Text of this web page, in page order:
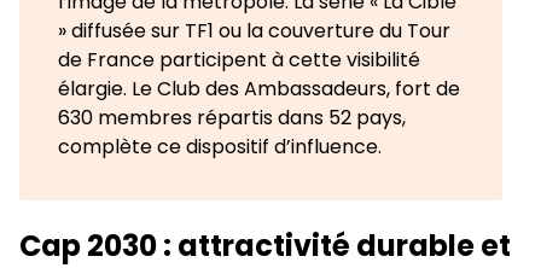
» diffusée sur TF1 ou la couverture du Tour
de France participent à cette visibilité
élargie. Le Club des Ambassadeurs, fort de
630 membres répartis dans 52 pays,
complète ce dispositif d’influence.
Cap 2030 : attractivité durable et